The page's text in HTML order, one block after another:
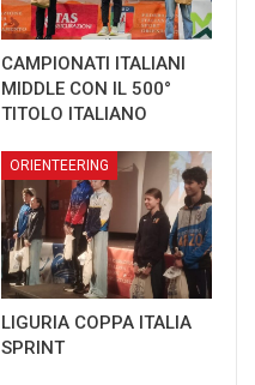
CAMPIONATI ITALIANI
MIDDLE CON IL 500°
TITOLO ITALIANO
ORIENTEERING
LIGURIA COPPA ITALIA
SPRINT